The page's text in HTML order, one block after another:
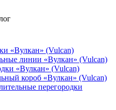
«Вулкан» (Vulcan)
линии «Вулкан» (Vulcan)
«Вулкан» (Vulcan)
короб «Вулкан» (Vulcan)
перегородки